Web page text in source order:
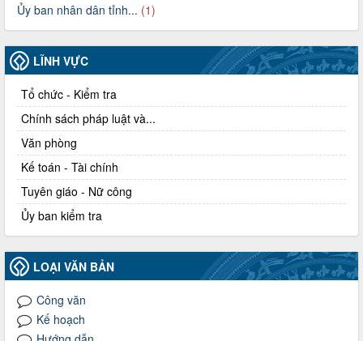
Ủy ban nhân dân tỉnh... (1)
LĨNH VỰC
Tổ chức - Kiểm tra
Chính sách pháp luật và...
Văn phòng
Kế toán - Tài chính
Tuyên giáo - Nữ công
Ủy ban kiểm tra
LOẠI VĂN BẢN
Công văn
Kế hoạch